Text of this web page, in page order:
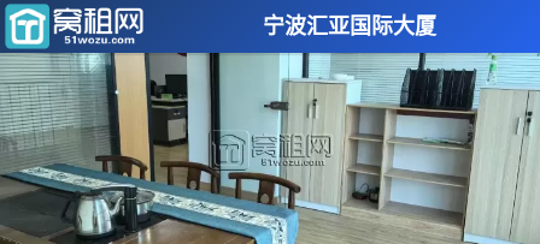
宁波汇亚国际大厦